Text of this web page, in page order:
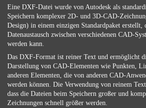
Eine DXF-Datei wurde von Autodesk als
Speichern komplexer 2D- und 3D-CAD-
Design) in einem einzigen Standardpaket erstellt,
Datenaustausch zwischen verschiedenen CAD-
werden kann.
Das DXF-Format ist reiner Text und ermöglicht
Darstellung von CAD-Elementen wie Punkten,
anderen Elementen, die von anderen CAD-
werden können. Die Verwendung von reinem
dass die Dateien beim Speichern großer und
Zeichnungen schnell größer werden.